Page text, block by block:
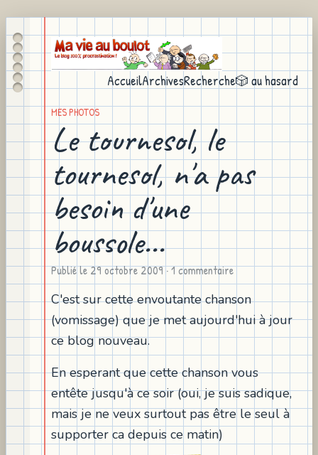
AccueilArchivesRecherche🎲 au hasard
MES PHOTOS
Le tournesol, le
tournesol, n'a pas
besoin d'une
boussole...
Publié le29 octobre 2009· 1 commentaire
C'est sur cette envoutante chanson
(vomissage) que je met aujourd'hui à jour
ce blog nouveau.
En esperant que cette chanson vous
entête jusqu'à ce soir (oui, je suis sadique,
mais je ne veux surtout pas être le seul à
supporter ca depuis ce matin)